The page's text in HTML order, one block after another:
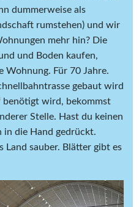
dummerweise als
rumstehen) und wir
mehr hin? Die
und Boden kaufen,
Wohnung. Für 70 Jahre.
gebaut wird
benötigt wird, bekommst
Stelle. Hast du keinen
in die Hand gedrückt.
Land sauber. Blätter gibt es